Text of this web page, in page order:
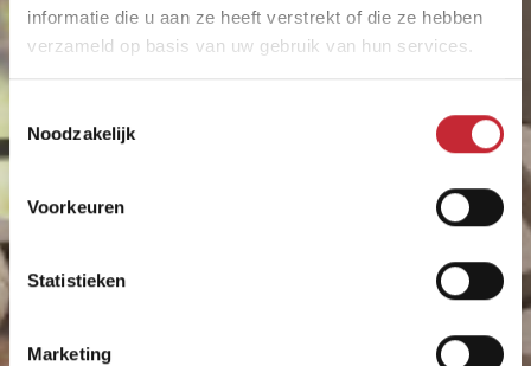
informatie die u aan ze heeft verstrekt of die ze hebben
verzameld op basis van uw gebruik van hun services.
Noodzakelijk
Voorkeuren
Statistieken
Marketing
Kaprun